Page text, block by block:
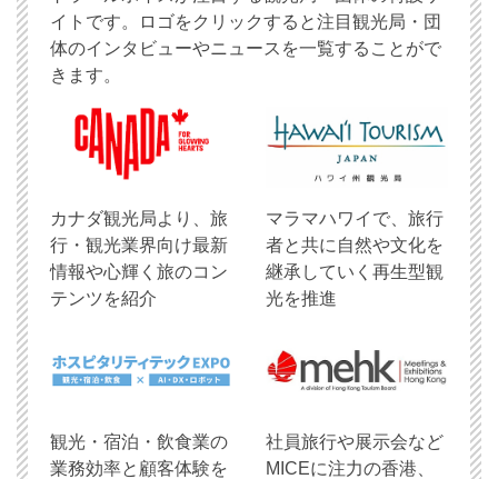
イトです。ロゴをクリックすると注目観光局・団
体のインタビューやニュースを一覧することがで
きます。
​カナダ観光局より、旅
行・観光業界向け最新
情報や心輝く旅のコン
テンツを紹介
マラマハワイで、旅行
者と共に自然や文化を
継承していく再生型観
光を推進
観光・宿泊・飲食業の
業務効率と顧客体験を
社員旅行や展示会など
MICEに注力の香港、